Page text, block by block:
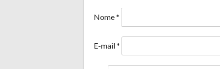
Nome*
E-mail*